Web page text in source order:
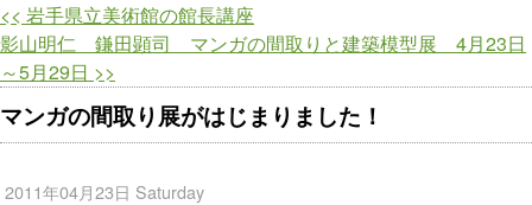
<< 岩手県立美術館の館長講座
影山明仁 鎌田顕司 マンガの間取りと建築模型展 4月23日
～5月29日 >>
マンガの間取り展がはじまりました！
2011年04月23日 Saturday